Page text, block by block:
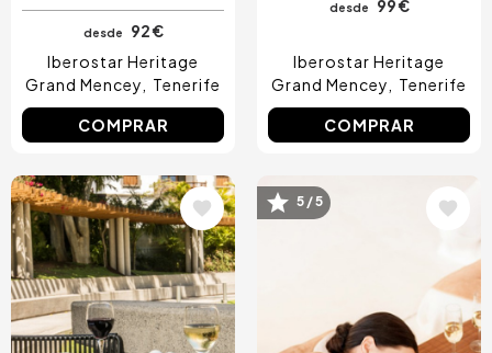
desde
92 €
Iberostar Heritage
Grand Mencey
Tenerife
COMPRAR
desde 99 €
Iberostar Heritage
Grand Mencey
Tenerife
COMPRAR
Image Image
5 / 5